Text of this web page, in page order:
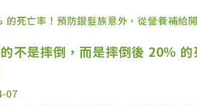
死亡率！預防銀髮族意外，從營養補給
不是摔倒，而是摔倒後 20%
07